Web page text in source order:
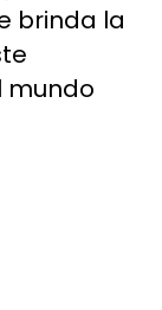
brinda la
mundo